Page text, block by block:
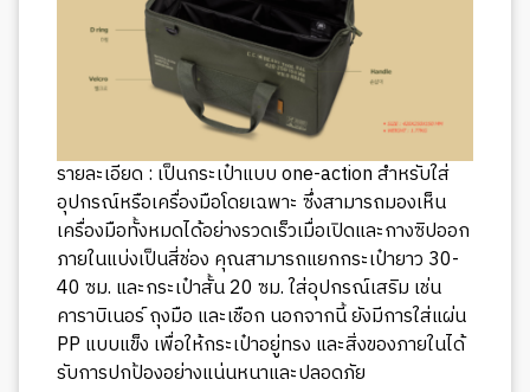
รายละเอียด : เป็นกระเป๋าแบบ one-action สำหรับใส่
อุปกรณ์หรือเครื่องมือโดยเฉพาะ ซึ่งสามารถมองเห็น
เครื่องมือทั้งหมดได้อย่างรวดเร็วเมื่อเปิดและกางซิปออก
ภายในแบ่งเป็นสี่ช่อง คุณสามารถแยกกระเป๋ายาว 30-
40 ซม. และกระเป๋าสั้น 20 ซม. ใส่อุปกรณ์เสริม เช่น
คาราบิเนอร์ ถุงมือ และเชือก นอกจากนี้ ยังมีการใส่แผ่น
PP แบบแข็ง เพื่อให้กระเป๋าอยู่ทรง และสิ่งของภายในได้
รับการปกป้องอย่างแน่นหนาและปลอดภัย